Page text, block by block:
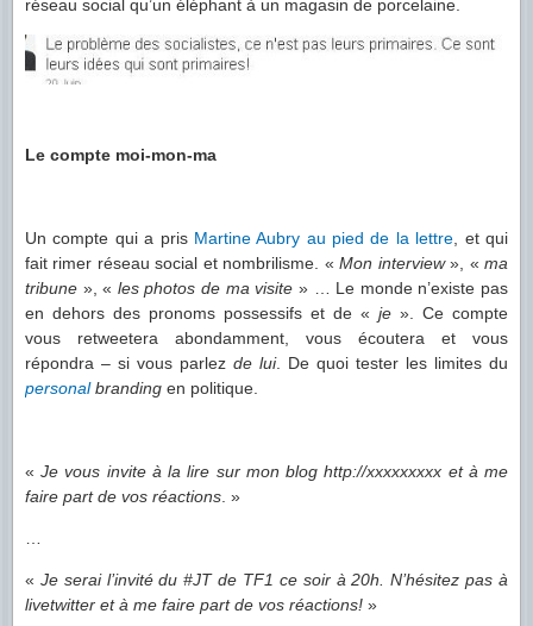
réseau social qu’un éléphant à un magasin de porcelaine.
Le compte moi-mon-ma
Un compte qui a pris Martine Aubry au pied de la lettre , et qui
fait rimer réseau social et nombrilisme. «Mon interview», « ma
tribune », « les photos de ma visite » … Le monde n’existe pas
en dehors des pronoms possessifs et de « je ». Ce compte
vous retweetera abondamment, vous écoutera et vous
répondra – si vous parlez de lui. De quoi tester les limites du
personalbranding en politique.
«Je vous invite à la lire sur mon blog http://xxxxxxxxx et à me
faire part de vos réactions . »
« Je serai l’invité du #JT de TF1 ce soir à 20h. N’hésitez pas à
livetwitter et à me faire part de vos réactions! »